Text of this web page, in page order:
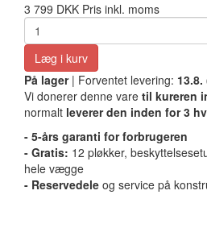
3 799 DKK Pris inkl. moms
Læg i kurv
På lager | Forventet levering:
Vi donerer denne vare til kureren
normalt leverer den inden for 3
- 5-års garanti for forbrugeren
- Gratis: 12 pløkker,
hele vægge
- Reservedele og service på